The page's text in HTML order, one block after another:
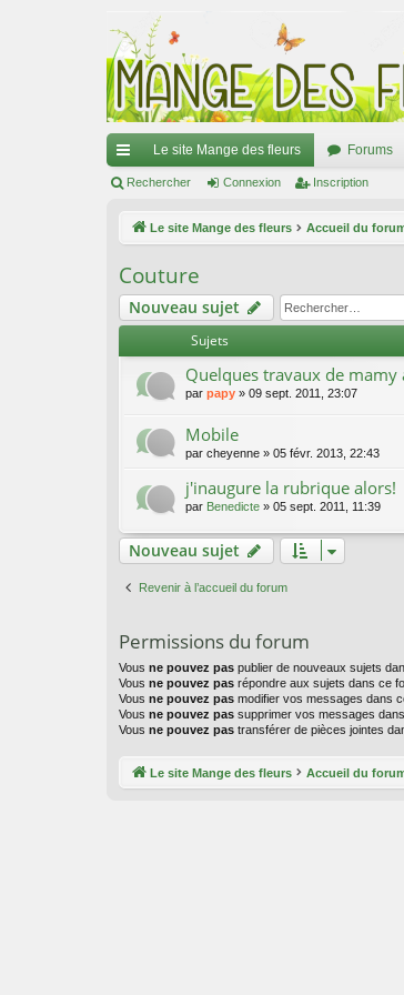
ac
ci
s
Le site Mange des fleurs Forums
Rechercher Connexion Inscription
Le site Mange des fleurs Accueil du
Couture
Nouveau sujet
Sujets
Quelques travaux de mamy
par papy » 09 sept. 2011, 23:07
Mobile
par cheyenne » 05 févr. 2013, 22:43
j'inaugure la rubrique alors!
par Benedicte » 05 sept. 2011, 11:39
Nouveau sujet
Revenir à l’accueil du forum
Permissions du forum
Vous ne pouvez pas publier de nouveaux sujets
Vous ne pouvez pas répondre aux sujets dans ce
Vous ne pouvez pas modifier vos messages dans
Vous ne pouvez pas supprimer vos messages
Vous ne pouvez pas transférer de pièces jointes
Le site Mange des fleurs Accueil du